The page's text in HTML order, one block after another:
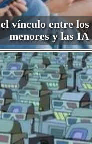
vínculo entre los
menores y las IA